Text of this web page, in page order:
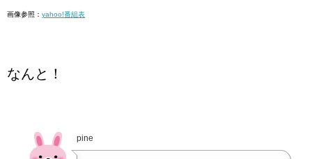
画像参照： yahoo!番組表
なんと！
pine